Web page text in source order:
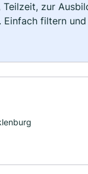
zur
Einfach filtern